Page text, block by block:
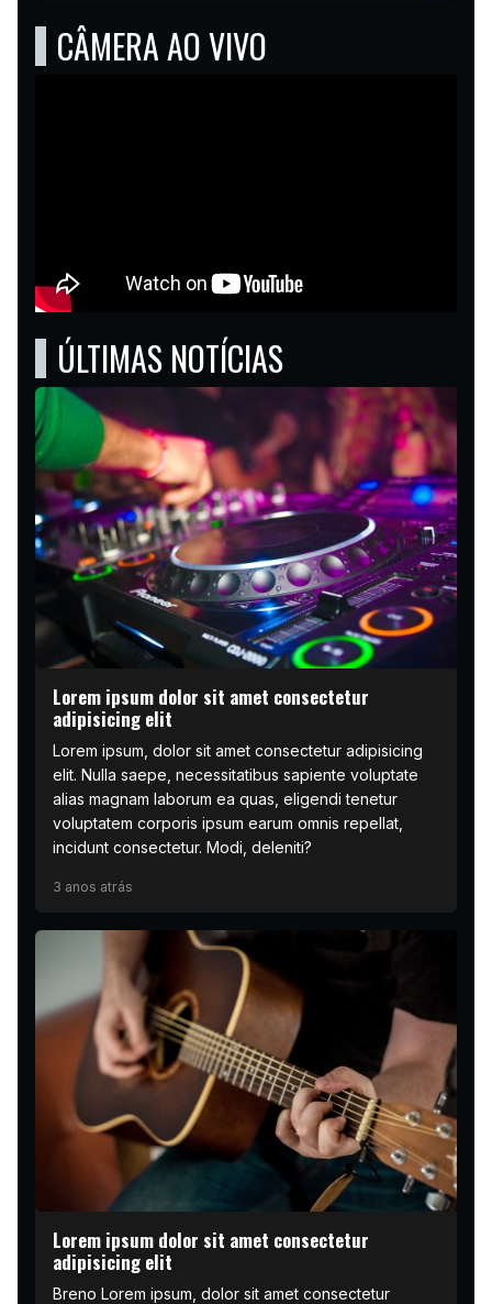
CÂMERA AO VIVO
ÚLTIMAS NOTÍCIAS
Lorem ipsum dolor sit amet consectetur
adipisicing elit
Lorem ipsum, dolor sit amet consectetur adipisicing
elit. Nulla saepe, necessitatibus sapiente voluptate
alias magnam laborum ea quas, eligendi tenetur
voluptatem corporis ipsum earum omnis repellat,
incidunt consectetur. Modi, deleniti?
3 anos atrás
Lorem ipsum dolor sit amet consectetur
adipisicing elit
Breno Lorem ipsum, dolor sit amet consectetur